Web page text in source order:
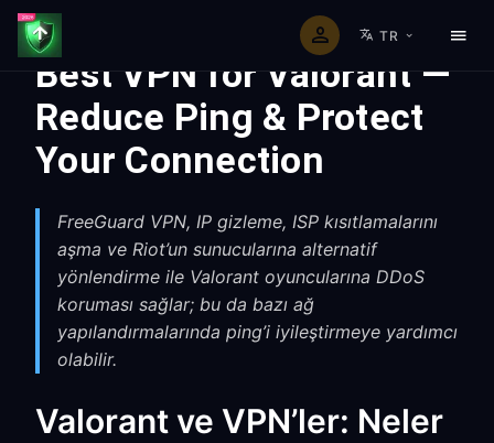
TR
Best VPN for Valorant —
Reduce Ping & Protect
Your Connection
FreeGuard VPN, IP gizleme, ISP kısıtlamalarını
aşma ve Riot’un sunucularına alternatif
yönlendirme ile Valorant oyuncularına DDoS
koruması sağlar; bu da bazı ağ
yapılandırmalarında ping’i iyileştirmeye yardımcı
olabilir.
Valorant ve VPN’ler: Neler